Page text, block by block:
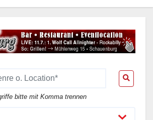
bitte mit Komma trennen